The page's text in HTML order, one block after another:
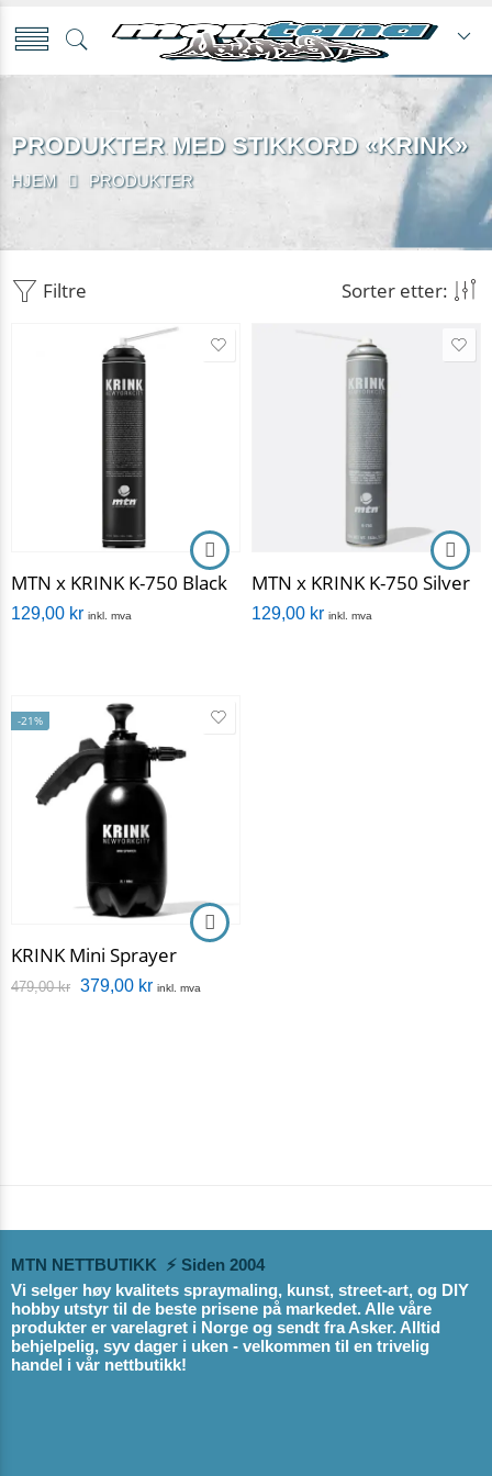
PRODUKTER MED STIKKORD «KRINK»
HJEM PRODUKTER
Filtre Sorter etter:
MTN x KRINK K-750 Black
129,00 kr inkl. mva
MTN x KRINK K-750 Silver
129,00 kr inkl. mva
-21%
KRINK Mini Sprayer
479,00kr 379,00 kr inkl. mva
MTN NETTBUTIKK ⚡ Siden 2004
Vi selger høy kvalitets spraymaling, kunst, street-art, og DIY
hobby utstyr til de beste prisene på markedet. Alle våre
produkter er varelagret i Norge og sendt fra Asker. Alltid
behjelpelig, syv dager i uken - velkommen til en trivelig
handel i vår nettbutikk!